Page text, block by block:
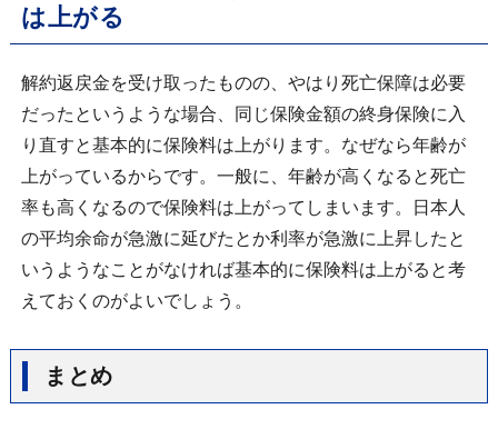
は上がる
解約返戻金を受け取ったものの、やはり死亡保障は必要
だったというような場合、同じ保険金額の終身保険に入
り直すと基本的に保険料は上がります。なぜなら年齢が
上がっているからです。一般に、年齢が高くなると死亡
率も高くなるので保険料は上がってしまいます。日本人
の平均余命が急激に延びたとか利率が急激に上昇したと
いうようなことがなければ基本的に保険料は上がると考
えておくのがよいでしょう。
まとめ